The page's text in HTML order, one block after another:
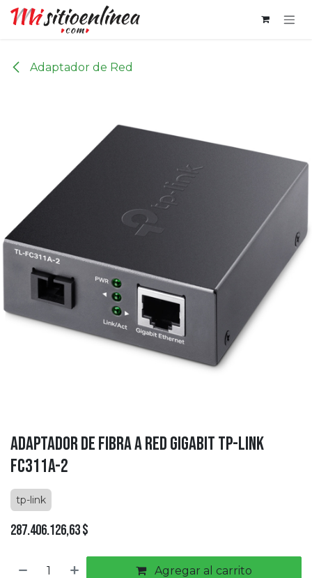
Ir al contenido
Adaptador de Red
Adaptador de Fibra a Red Gigabit Tp-link
FC311A-2
tp-link
287.406.126,63$
Agregar al carrito